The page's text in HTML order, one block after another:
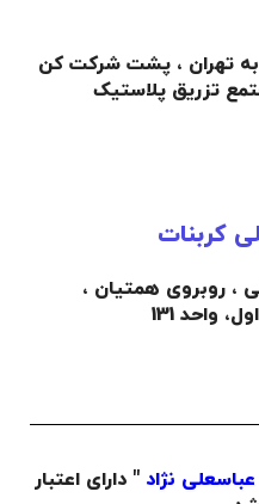
جاده تبریز به تهران ، پشت شرکت کن
تزریق پلاستیک
کربنات
، روبروی همتیان ،
واحد 131
نژاد " دارای اعتبار